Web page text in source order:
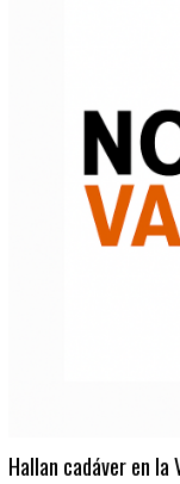
Hallan cadáver en